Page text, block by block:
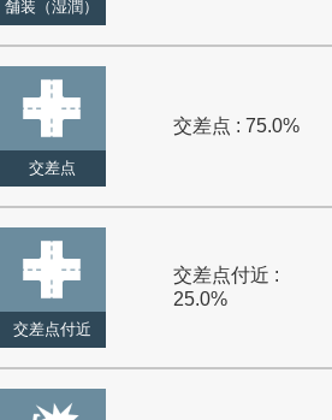
舗装（湿潤）
交差点
交差点 : 75.0%
交差点付近
交差点付近 :
25.0%